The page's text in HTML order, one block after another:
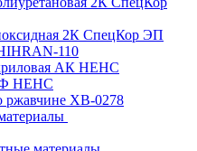
2К СпецКор ЭП
110
АК НЕНС
НЕНС
ржавчине ХВ-0278